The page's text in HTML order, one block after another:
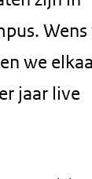
Wens
we
jaar live